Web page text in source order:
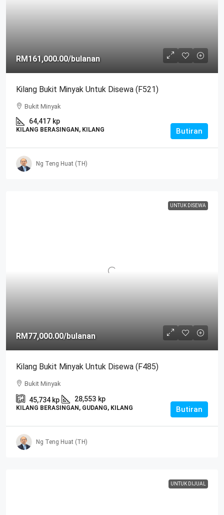
RM161,000.00/bulanan
Kilang Bukit Minyak Untuk Disewa (F521)
Bukit Minyak
64,417 kp
KILANG BERASINGAN, KILANG Butiran
Ng Teng Huat (TH)
UNTUK DISEWA
RM77,000.00/bulanan
Kilang Bukit Minyak Untuk Disewa (F485)
Bukit Minyak
45,734 kp 28,553 kp
KILANG BERASINGAN, GUDANG, KILANG Butiran
Ng Teng Huat (TH)
UNTUK DIJUAL